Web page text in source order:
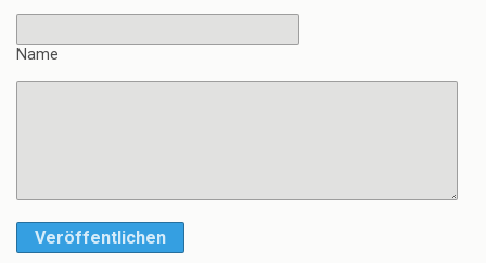
Name
Veröffentlichen